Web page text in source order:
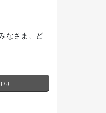
なさま、ど